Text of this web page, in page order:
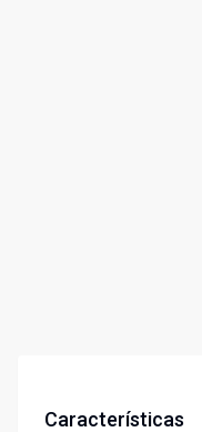
Características